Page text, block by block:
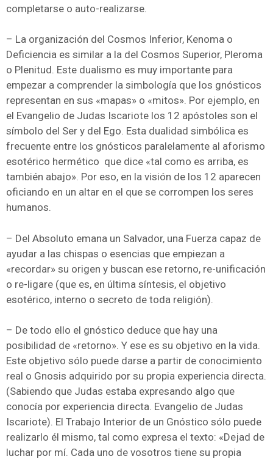
completarse o auto-realizarse.
– La organización del Cosmos Inferior, Kenoma o
Deficiencia es similar a la del Cosmos Superior, Pleroma
o Plenitud. Este dualismo es muy importante para
empezar a comprender la simbología que los gnósticos
representan en sus «mapas» o «mitos». Por ejemplo, en
el Evangelio de Judas Iscariote los 12 apóstoles son el
símbolo del Ser y del Ego. Esta dualidad simbólica es
frecuente entre los gnósticos paralelamente al aforismo
esotérico hermético que dice «tal como es arriba, es
también abajo». Por eso, en la visión de los 12 aparecen
oficiando en un altar en el que se corrompen los seres
humanos.
– Del Absoluto emana un Salvador, una Fuerza capaz de
ayudar a las chispas o esencias que empiezan a
«recordar» su origen y buscan ese retorno, re-unificación
o re-ligare (que es, en última síntesis, el objetivo
esotérico, interno o secreto de toda religión).
– De todo ello el gnóstico deduce que hay una
posibilidad de «retorno». Y ese es su objetivo en la vida.
Este objetivo sólo puede darse a partir de conocimiento
real o Gnosis adquirido por su propia experiencia directa.
(Sabiendo que Judas estaba expresando algo que
conocía por experiencia directa. Evangelio de Judas
Iscariote). El Trabajo Interior de un Gnóstico sólo puede
realizarlo él mismo, tal como expresa el texto: «Dejad de
luchar por mí. Cada uno de vosotros tiene su propia